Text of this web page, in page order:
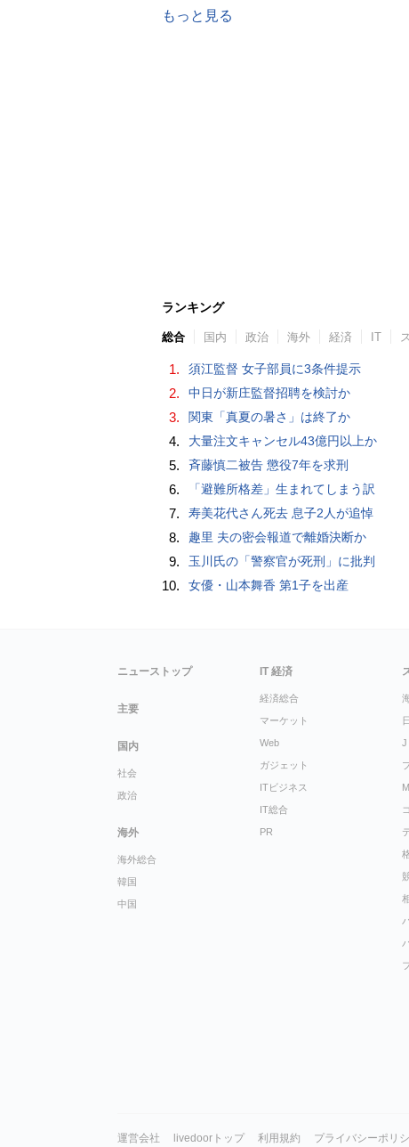
もっと見る
ランキング
総合 国内 政治 海外 経済 IT
1. 須江監督 女子部員に3条件提示
2. 中日が新庄監督招聘を検討か
3. 関東「真夏の暑さ」は終了か
4. 大量注文キャンセル43億円以上か
5. 斉藤慎二被告 懲役7年を求刑
6. 「避難所格差」生まれてしまう訳
7. 寿美花代さん死去 息子2人が追悼
8. 趣里 夫の密会報道で離婚決断か
9. 玉川氏の「警察官が死刑」に批判
10. 女優・山本舞香 第1子を出産
ニューストップ
主要
国内
社会
政治
海外
海外総合
韓国
中国
IT 経済
経済総合
マーケット
Web
ガジェット
ITビジネス
IT総合
PR
J
運営会社 livedoorトップ 利用規約 プライバシーポリ